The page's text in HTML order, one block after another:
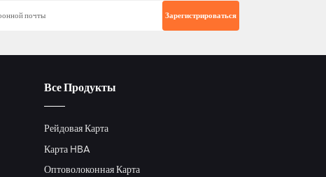
Все Продукты
Рейдовая Карта
Карта HBA
Оптоволоконная Карта